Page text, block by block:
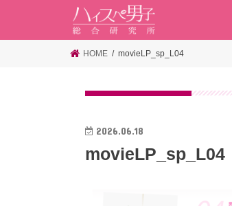
HOME movieLP_sp_L04
2026.06.18
movieLP_sp_L04